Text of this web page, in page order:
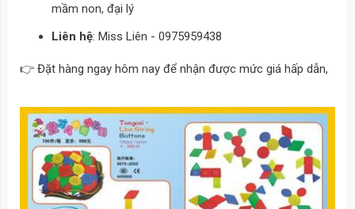
mầm non, đại lý
Liên hệ: Miss Liên - 0975959438
👉 Đặt hàng ngay hôm nay để nhận được mức giá hấp dẫn,